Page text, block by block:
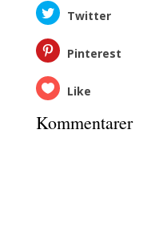
Twitter
Pinterest
Like
Kommentarer